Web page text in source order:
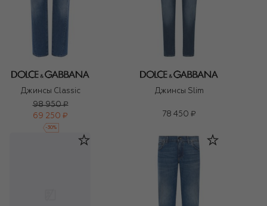
Джинсы Classic
98 950 ₽
69 250 ₽
-30%
Джинсы Slim
78 450 ₽